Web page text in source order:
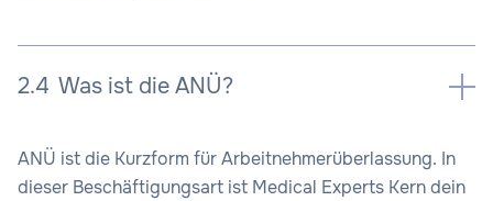
2.4 Was ist die ANÜ?
ANÜ ist die Kurzform für Arbeitnehmerüberlassung. In
dieser Beschäftigungsart ist Medical Experts Kern dein